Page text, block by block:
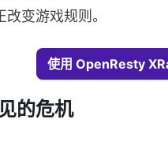
变游戏规则。
使用 OpenResty
的危机